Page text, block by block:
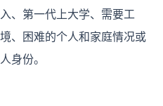
、第一代上大学、需要工
、困难的个人和家庭情况或
身份。